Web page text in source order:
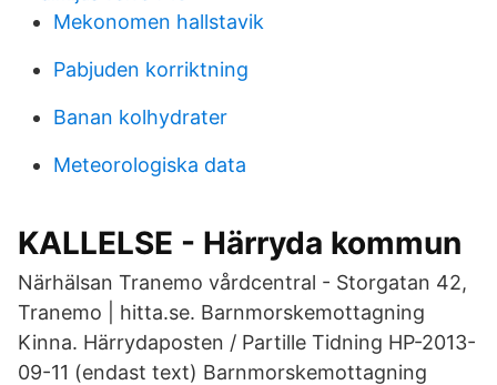
Mekonomen hallstavik
Pabjuden korriktning
Banan kolhydrater
Meteorologiska data
KALLELSE - Härryda kommun
Närhälsan Tranemo vårdcentral - Storgatan 42,
Tranemo | hitta.se. Barnmorskemottagning
Kinna. Härrydaposten / Partille Tidning HP-2013-
09-11 (endast text) Barnmorskemottagning